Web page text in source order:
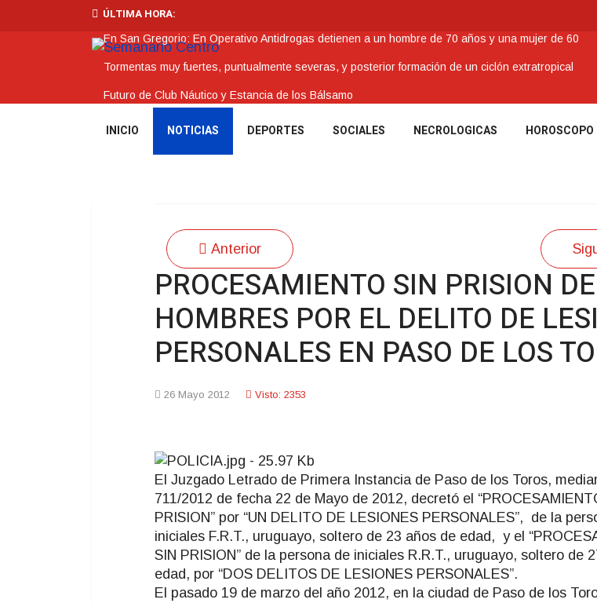
ÚLTIMA HORA:
En San Gregorio: En Operativo Antidrogas detienen a un hombre de 70 años y una mujer de 60
Tormentas muy fuertes, puntualmente severas, y posterior formación de un ciclón extratropical
Futuro de Club Náutico y Estancia de los Bálsamo
La Intendencia de Tacuarembó reconoce a Jóvenes Tacuaremboneses Destacados
INICIO NOTICIAS DEPORTES SOCIALES NECROLOGICAS HOROSCOPO
Anterior
PROCESAMIENTO SIN PRISION
HOMBRES POR EL DELITO DE
PERSONALES EN PASO DE LOS
26 Mayo 2012 Visto: 2353
El Juzgado Letrado de Primera Instancia de Paso de los Toros,
711/2012 de fecha 22 de Mayo de 2012, decretó el
PRISION” por “UN DELITO DE LESIONES PERSONALES”, de la
iniciales F.R.T., uruguayo, soltero de 23 años de edad, y el
SIN PRISION” de la persona de iniciales R.R.T., uruguayo, soltero de
edad, por “DOS DELITOS DE LESIONES PERSONALES”.
El pasado 19 de marzo del año 2012, en la ciudad de Paso de los